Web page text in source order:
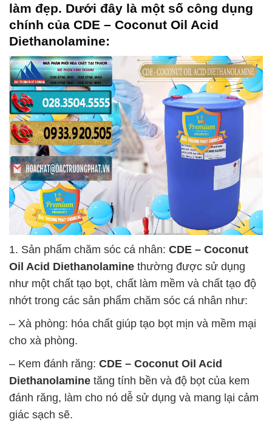
làm đẹp. Dưới đây là một số công dụng
chính của CDE – Coconut Oil Acid
Diethanolamine:
1. Sản phẩm chăm sóc cá nhân: CDE – Coconut
Oil Acid Diethanolamine thường được sử dụng
như một chất tạo bọt, chất làm mềm và chất tạo độ
nhớt trong các sản phẩm chăm sóc cá nhân như:
– Xà phòng: hóa chất giúp tạo bọt mịn và mềm mại
cho xà phòng.
– Kem đánh răng: CDE – Coconut Oil Acid
Diethanolamine tăng tính bền và độ bọt của kem
đánh răng, làm cho nó dễ sử dụng và mang lại cảm
giác sạch sẽ.